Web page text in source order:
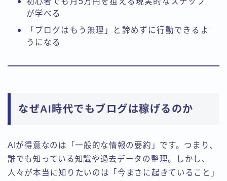
が学べる
「ブログはもう無理」と諦めずに行動できるよ
うになる
なぜAI時代でもブログは稼げるのか
AIが得意なのは「一般的な情報の要約」です。つまり、
誰でも知っている知識や過去データの整理。しかし、
人々が本当に知りたいのは「今まさに起きていること」